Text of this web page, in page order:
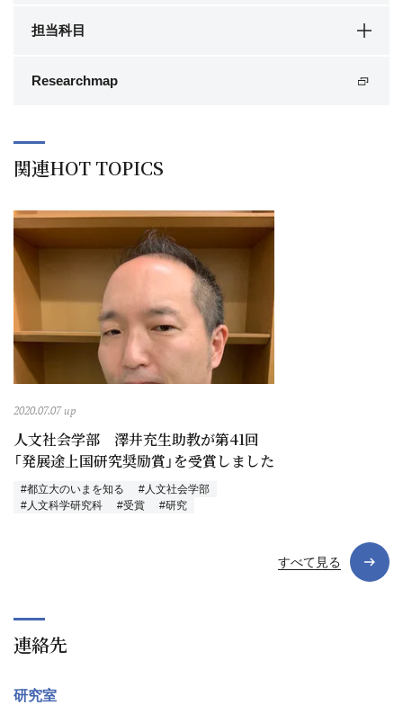
担当科目
Researchmap
関連HOT TOPICS
2020.07.07 up
人文社会学部 澤井充生助教が第41回
「発展途上国研究奨励賞」を受賞しました
#都立大のいまを知る
#人文社会学部
#人文科学研究科
#受賞 #研究
すべて見る
連絡先
研究室